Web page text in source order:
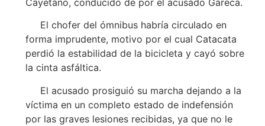
El chofer del ómnibus habría circulado en
forma imprudente, motivo por el cual Catacata
perdió la estabilidad de la bicicleta y cayó sobre
la cinta asfáltica.
El acusado prosiguió su marcha dejando a la
víctima en un completo estado de indefensión
por las graves lesiones recibidas, ya que no le